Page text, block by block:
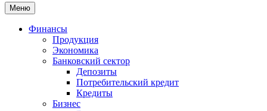
Меню
Финансы
Продукция
Экономика
Банковский сектор
Депозиты
Потребительский кредит
Кредиты
Бизнес